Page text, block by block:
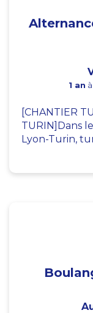
1 an
[CHANTIER
TURIN]Dans
Lyon-Turin,